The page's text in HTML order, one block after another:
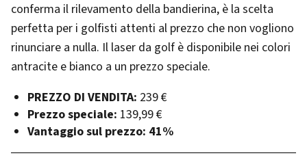
conferma il rilevamento della bandierina, è la scelta
perfetta per i golfisti attenti al prezzo che non vogliono
rinunciare a nulla. Il laser da golf è disponibile nei colori
antracite e bianco a un prezzo speciale.
PREZZO DI VENDITA: 239 €
Prezzo speciale: 139,99 €
Vantaggio sul prezzo: 41%